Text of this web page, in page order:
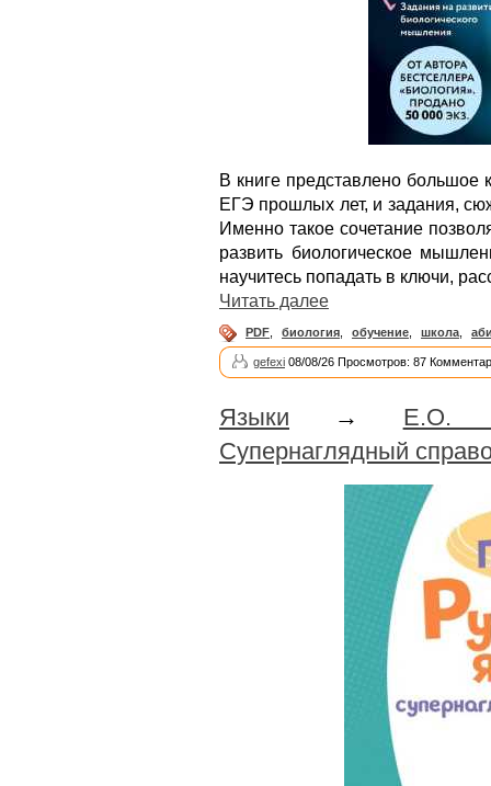
В книге представлено большое
ЕГЭ прошлых лет, и задания,
Именно такое сочетание
развить биологическое
научитесь попадать в ключи,
Читать далее
PDF биология обучение школа
gefexi 08/08/26 Просмотров: 87
Языки → Е.О.
Супернаглядный